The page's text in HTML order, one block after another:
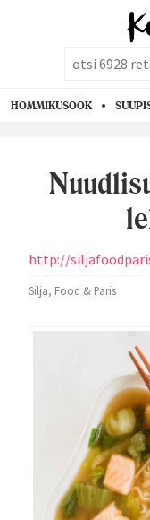
HOMMIKUSÖÖK
Silja, Food & Paris